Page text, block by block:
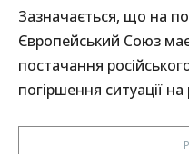
Зазначається, що на
Європейський Союз
постачання
погіршення ситуації